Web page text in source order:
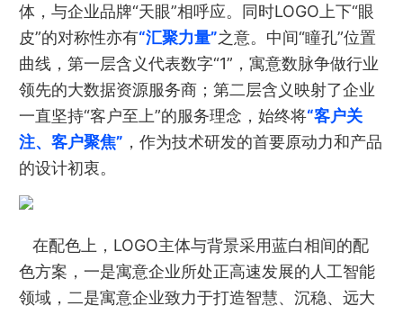
体，与企业品牌“天眼”相呼应。同时LOGO上下“眼
皮”的对称性亦有“汇聚力量”之意。中间“瞳孔”位置
曲线，第一层含义代表数字“1”，寓意数脉争做行业
领先的大数据资源服务商；第二层含义映射了企业
一直坚持“客户至上”的服务理念，始终将“客户关
注、客户聚焦” ，作为技术研发的首要原动力和产品
的设计初衷。
在配色上，LOGO主体与背景采用蓝白相间的配
色方案，一是寓意企业所处正高速发展的人工智能
领域，二是寓意企业致力于打造智慧、沉稳、远大